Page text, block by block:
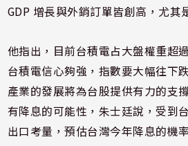
GDP 增長與外銷訂單皆創高，尤其
他指出，目前台積電占大盤權重超
台積電信心夠強，指數要大幅往下
產業的發展將為台股提供有力的支
有降息的可能性，朱士廷說，受到
出口考量，預估台灣今年降息的機